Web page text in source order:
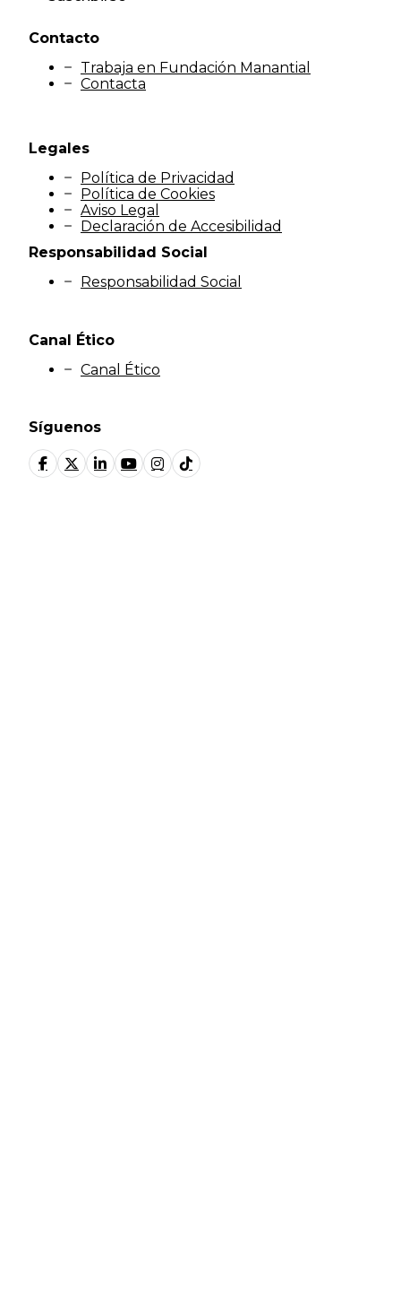
Contacto
Trabaja en Fundación Manantial
Contacta
Legales
Política de Privacidad
Política de Cookies
Aviso Legal
Declaración de Accesibilidad
Síguenos
Responsabilidad Social
Responsabilidad Social
Canal Ético
Canal Ético